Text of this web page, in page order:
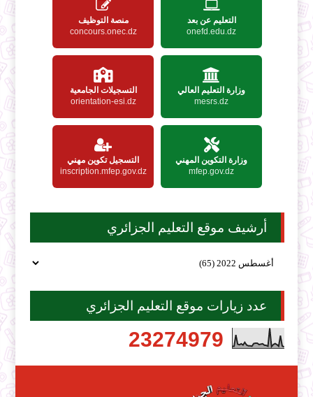
التعليم عن بعد
onefd.edu.dz
منصة التوظيف
concours.onec.dz
وزارة التعليم العالي
mesrs.dz
التسجيلات الجامعية
orientation-esi.dz
وزارة التكوين المهني
mfep.gov.dz
التسجيل تكوين مهني
inscription.mfep.gov.dz
أرشيف موقع التعليم الجزائري
عدد زيارات موقع التعليم الجزائري
23274979